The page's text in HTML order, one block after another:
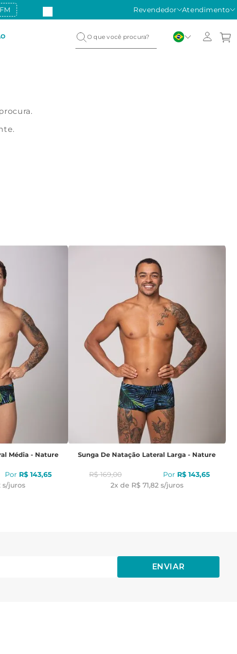
Revendedor Atendimento
Média - Nature
R$ 143,65
s/juros
Sunga De Natação Lateral Larga - Nature
R$ 169,00 R$ 143,65
2x de R$ 71,82 s/juros
ENVIAR